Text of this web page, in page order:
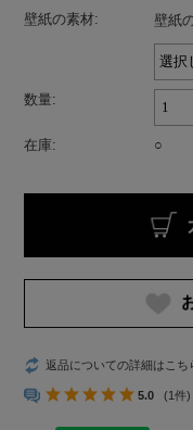
壁紙の素材: 壁紙
数量:
在庫: ○
返品についての詳細はこち
5.0 (1件)